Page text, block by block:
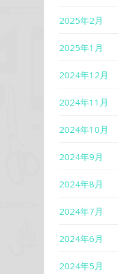
2025年2月
2025年1月
2024年12月
2024年11月
2024年10月
2024年9月
2024年8月
2024年7月
2024年6月
2024年5月